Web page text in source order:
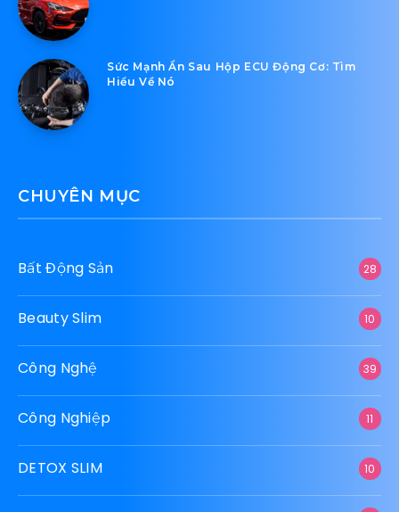
Sức Mạnh Ẩn Sau Hộp ECU Động Cơ: Tìm
Hiểu Về Nó
CHUYÊN MỤC
Bất Động Sản 28
Beauty Slim 10
Công Nghệ 39
Công Nghiệp 11
DETOX SLIM 10